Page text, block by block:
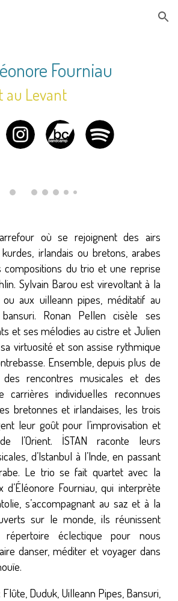
Skip to navigation
Fourniau
au Levant
où se rejoignent des airs
irlandais ou bretons, arabes
compositions du trio et une reprise
. Sylvain Barou est virevoltant à la
aux uilleann pipes, méditatif au
Ronan Pellen cisèle ses
et ses mélodies au cistre et Julien
virtuosité et son assise rythmique
. Ensemble, depuis plus de
rencontres musicales et des
carrières individuelles reconnues
bretonnes et irlandaises, les trois
leur goût pour l’improvisation et
l’Orient. İSTAN raconte leurs
d’Istanbul à l’Inde, en passant
Le trio se fait quartet avec la
d’Éléonore Fourniau, qui interprète
s’accompagnant au saz et à la
sur le monde, ils réunissent
éclectique pour nous
danser, méditer et voyager dans
: Flûte, Duduk, Uilleann Pipes, Bansuri,